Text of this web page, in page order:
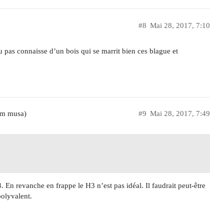
Mai 28, 2017, 7:10
#8
connaisse d’un bois qui se marrit bien ces blague et
musa) Mai 28, 2017, 7:49
#9
revanche en frappe le H3 n’est pas idéal. Il faudrait peut-être